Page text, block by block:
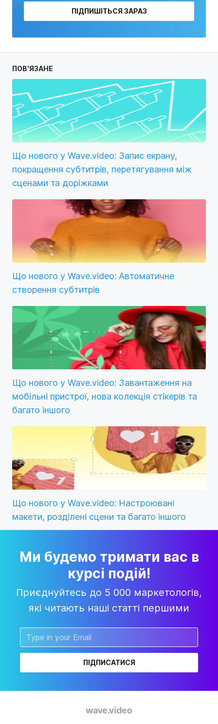
ПІДПИШІТЬСЯ ЗАРАЗ
ПОВ'ЯЗАНЕ
Що нового у Wave.video: Запис екрану,
покращення субтитрів, перетягування між
сценами та доріжками
Що нового у Wave.video: Автоматичне
створення субтитрів
Що нового у Wave.video: Завантаження на
мобільні пристрої, нова колекція стікерів та
багато іншого
Що нового у Wave.video: Настроювані
макети, розділені сцени та багато іншого
Ми будемо тримати вас в
курсі подій!
Приєднуйтесь до 5 000 маркетологів,
які читають наші статті першими
ПІДПИСАТИСЯ